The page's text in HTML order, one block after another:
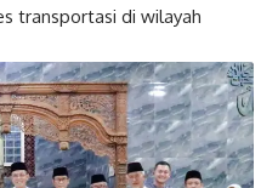
transportasi di wilayah